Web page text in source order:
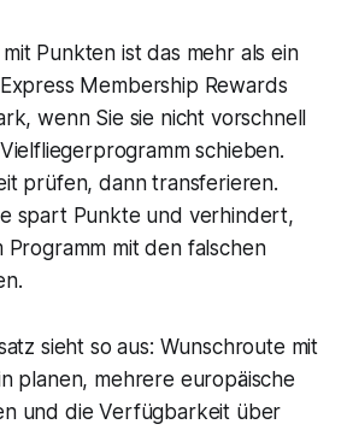
Punkten ist das mehr als ein
Membership Rewards
wenn Sie sie nicht vorschnell
schieben.
prüfen, dann transferieren.
spart Punkte und verhindert,
Programm mit den falschen
sieht so aus: Wunschroute mit
planen, mehrere europäische
und die Verfügbarkeit über